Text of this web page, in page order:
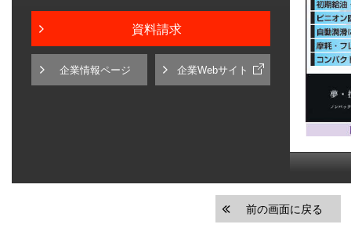
資料請求
企業情報ページ 企業Webサイト
前の画面に戻る